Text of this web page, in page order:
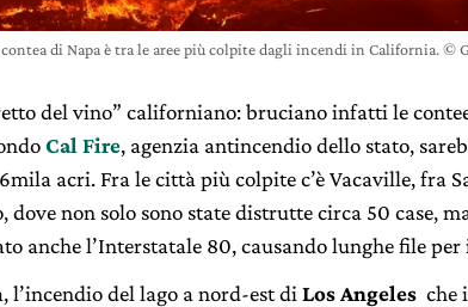
contea di Napa è tra le aree più colpite dagli incendi in California. ©
del vino” californiano: bruciano infatti le
Cal Fire, agenzia antincendio dello stato,
acri. Fra le città più colpite c’è Vacaville, fra
dove non solo sono state distrutte circa 50 case,
anche l’Interstatale 80, causando lunghe file
l’incendio del lago a nord-est di Los Angeles che